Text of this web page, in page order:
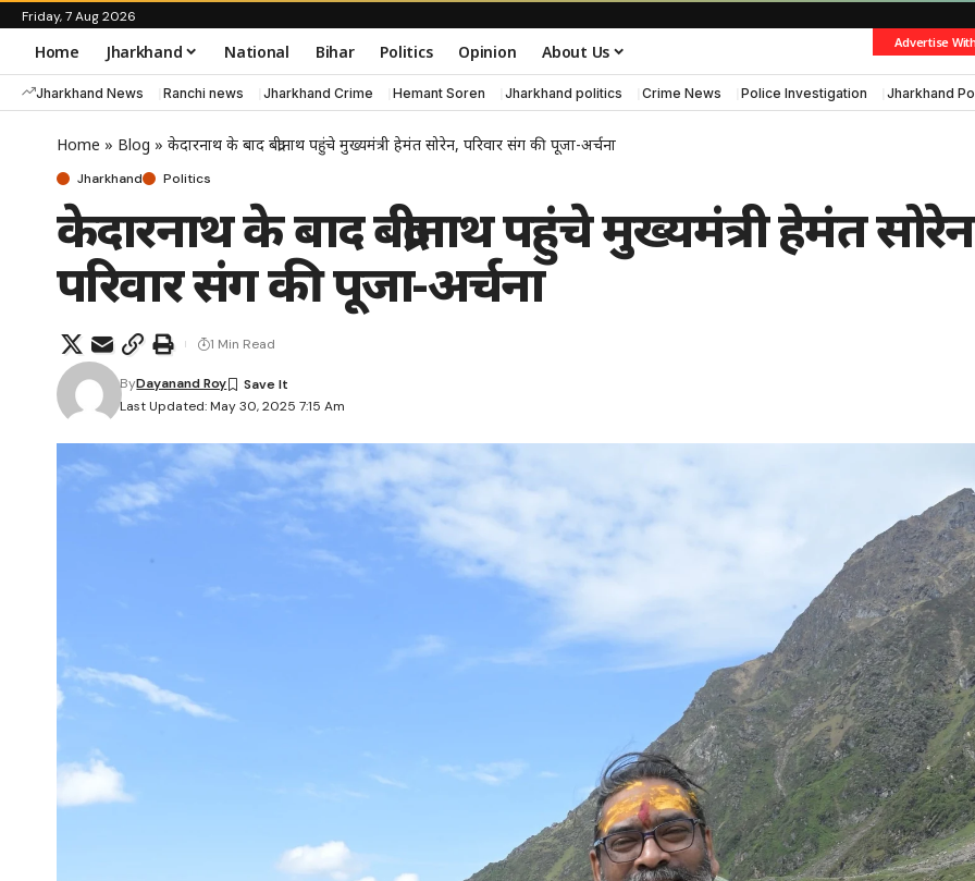
Friday, 7 Aug 2026
Home Jharkhand National Bihar Politics Opinion About Us Advertise
Jharkhand News Ranchi news Jharkhand Crime Hemant Soren Jharkhand politics Crime News Police Investigation Jharkhand
Home » Blog » केदारनाथ के बाद बद्रीनाथ पहुंचे मुख्यमंत्री हेमंत सोरेन, परिवार संग की पूजा-अर्चना
Jharkhand Politics
केदारनाथ के बाद बद्रीनाथ पहुंचे मुख्यमंत्री हेमंत
परिवार संग की पूजा-अर्चना
Last Updated: May 30, 2025 7:15 Am
ByDayanand Roy
1 Min Read